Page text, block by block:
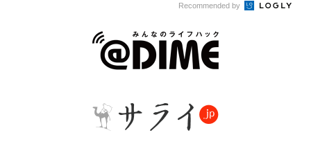
Recommended by